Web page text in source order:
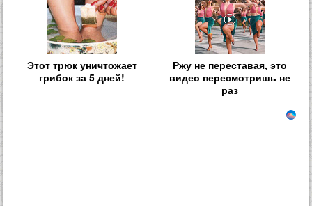
Этот трюк уничтожает
грибок за 5 дней!
Ржу не переставая, это
видео пересмотришь не
раз